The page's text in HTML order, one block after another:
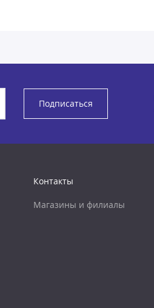
Подписаться
Контакты
Магазины и филиалы